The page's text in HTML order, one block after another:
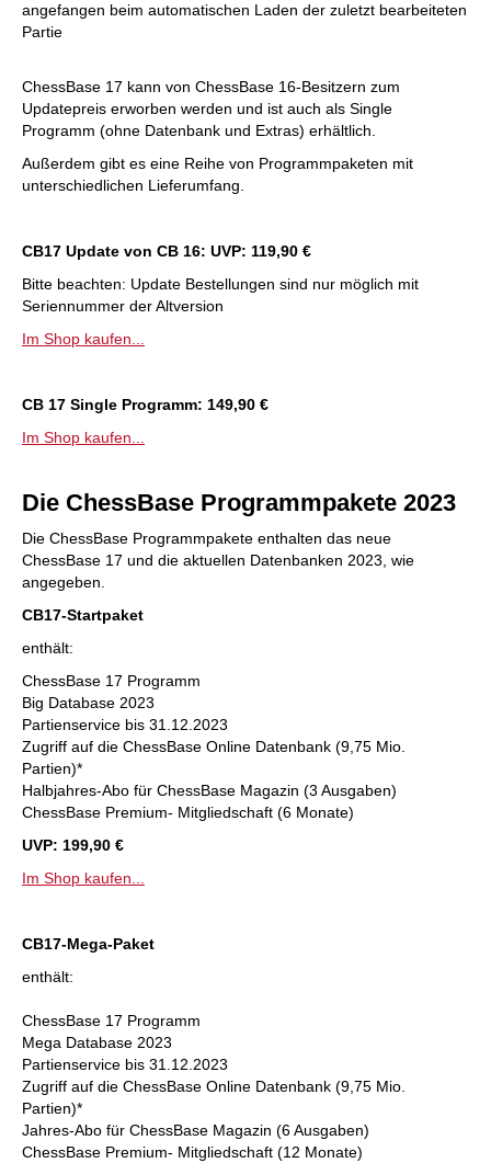
angefangen beim automatischen Laden der zuletzt bearbeiteten
Partie
ChessBase 17 kann von ChessBase 16-Besitzern zum
Updatepreis erworben werden und ist auch als Single
Programm (ohne Datenbank und Extras) erhältlich.
Außerdem gibt es eine Reihe von Programmpaketen mit
unterschiedlichen Lieferumfang.
CB17 Update von CB 16: UVP: 119,90 €
Bitte beachten: Update Bestellungen sind nur möglich mit
Seriennummer der Altversion
Im Shop kaufen...
CB 17 Single Programm: 149,90 €
Im Shop kaufen...
Die ChessBase Programmpakete 2023
Die ChessBase Programmpakete enthalten das neue
ChessBase 17 und die aktuellen Datenbanken 2023, wie
angegeben.
CB17-Startpaket
enthält:
ChessBase 17 Programm
Big Database 2023
Partienservice bis 31.12.2023
Zugriff auf die ChessBase Online Datenbank (9,75 Mio.
Partien)*
Halbjahres-Abo für ChessBase Magazin (3 Ausgaben)
ChessBase Premium- Mitgliedschaft (6 Monate)
UVP: 199,90 €
Im Shop kaufen...
CB17-Mega-Paket
enthält:
ChessBase 17 Programm
Mega Database 2023
Partienservice bis 31.12.2023
Zugriff auf die ChessBase Online Datenbank (9,75 Mio.
Partien)*
Jahres-Abo für ChessBase Magazin (6 Ausgaben)
ChessBase Premium- Mitgliedschaft (12 Monate)